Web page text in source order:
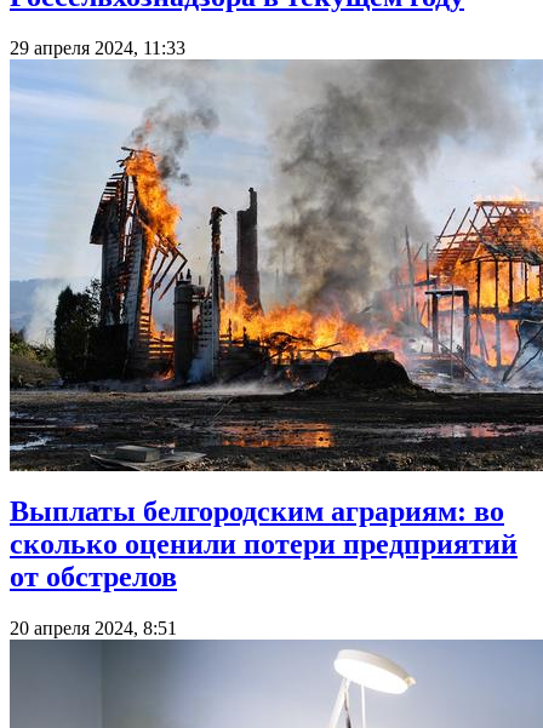
29 апреля 2024, 11:33
Выплаты белгородским аграриям: во
сколько оценили потери предприятий
от обстрелов
20 апреля 2024, 8:51